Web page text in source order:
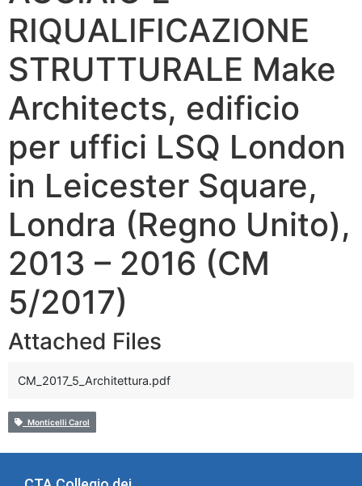
RIQUALIFICAZIONE
STRUTTURALE Make
Architects, edificio
per uffici LSQ London
in Leicester Square,
Londra (Regno Unito),
2013 – 2016 (CM
5/2017)
Attached Files
CM_2017_5_Architettura.pdf
Monticelli Carol